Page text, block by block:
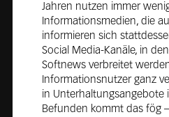
Jahren nutzen immer
Informationsmedien, die
informieren sich
Social Media-Kanäle, in
Softnews verbreitet
Informationsnutzer ganz
in Unterhaltungsangebote
Befunden kommt das fög